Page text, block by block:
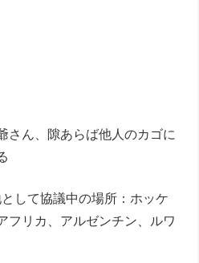
さん、隙あらば他人のカゴに
して協議中の場所：ホッケ
フリカ、アルゼンチン、ルワ